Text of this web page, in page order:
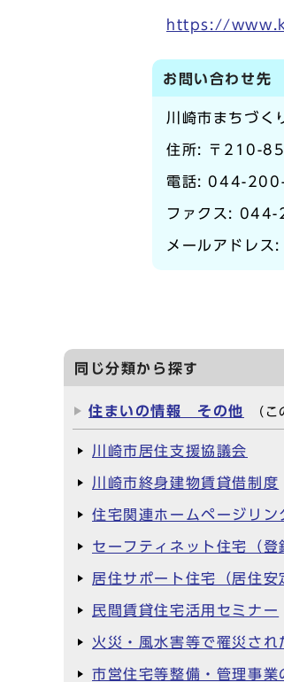
https://
お問い合わせ先
川崎市まちづく
住所: 〒210-
電話: 044-
ファクス:
メールアドレス:
同じ分類から探す
住まいの情報 その他 （
川崎市居住支援協議会
川崎市終身建物賃貸借制度
住宅関連ホームページリン
セーフティネット住宅（登
居住サポート住宅（居住安
民間賃貸住宅活用セミナー
火災・風水害等で罹災さ
市営住宅等整備・管理事業